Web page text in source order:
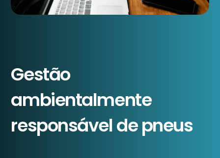
Gestão
ambientalmente
responsável de pneus